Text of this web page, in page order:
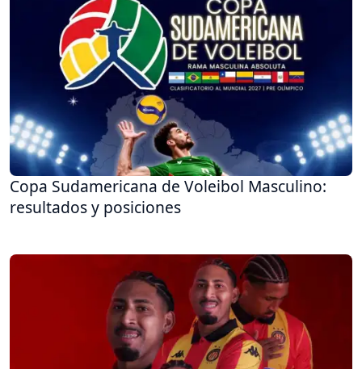
Copa Sudamericana de Voleibol Masculino:
resultados y posiciones